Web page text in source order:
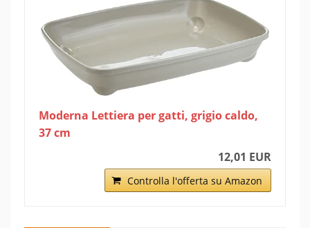
Moderna Lettiera per gatti, grigio caldo,
37 cm
12,01 EUR
Controlla l'offerta su Amazon